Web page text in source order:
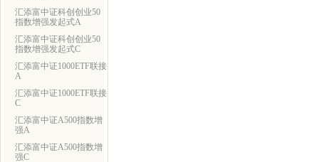
汇添富中证科创创业50
指数增强发起式A
汇添富中证科创创业50
指数增强发起式C
汇添富中证1000ETF联接
A
汇添富中证1000ETF联接
C
汇添富中证A500指数增
强A
汇添富中证A500指数增
强C